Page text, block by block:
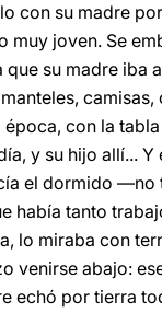
con su madre
muy joven. Se
que su madre iba
camisas,
época, con la
y su hijo allí... Y
el dormido —no
había tanto
lo miraba con
venirse abajo:
echó por tierra